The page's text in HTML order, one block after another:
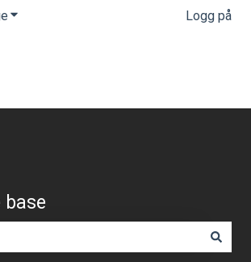
Vis undermeny for oversettelserLogg på
base